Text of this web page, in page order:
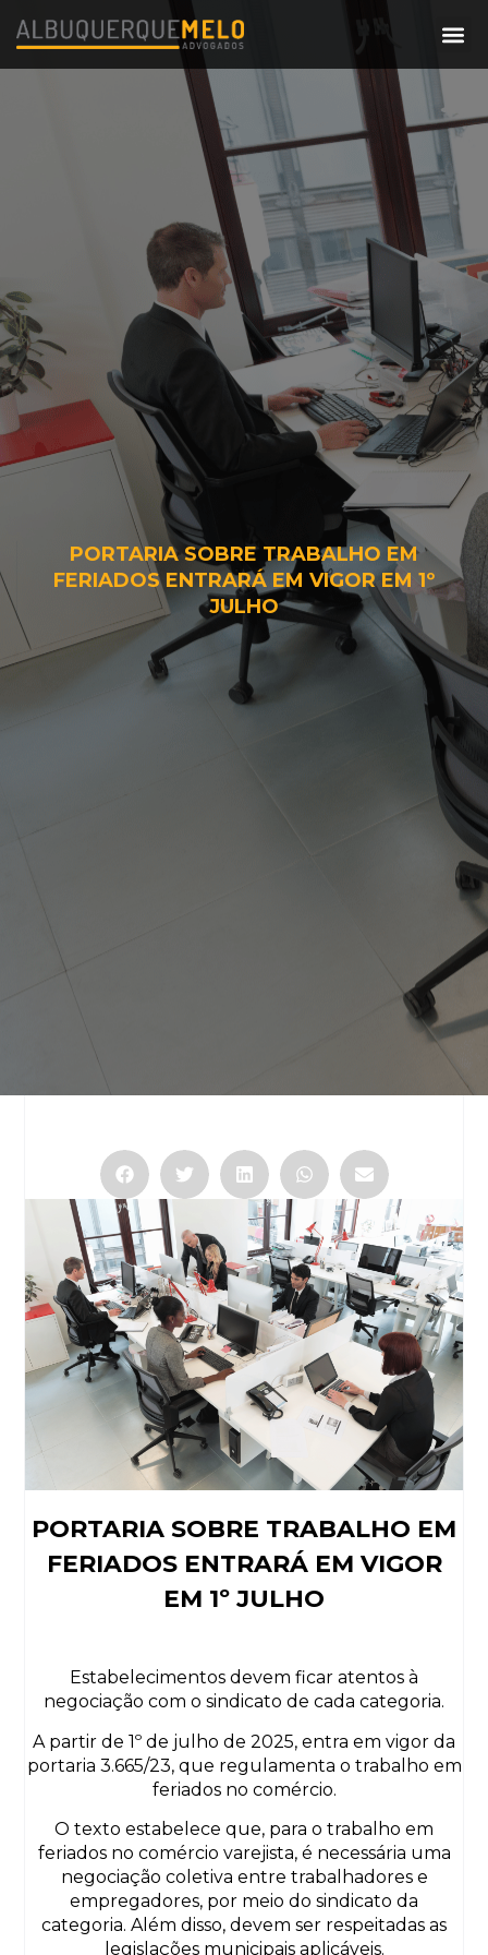
PORTARIA SOBRE TRABALHO EM
FERIADOS ENTRARÁ EM VIGOR EM 1º
JULHO
PORTARIA SOBRE TRABALHO EM
FERIADOS ENTRARÁ EM VIGOR
EM 1º JULHO
Estabelecimentos devem ficar atentos à
negociação com o sindicato de cada categoria.
A partir de 1º de julho de 2025, entra em vigor da
portaria 3.665/23, que regulamenta o trabalho em
feriados no comércio.
O texto estabelece que, para o trabalho em
feriados no comércio varejista, é necessária uma
negociação coletiva entre trabalhadores e
empregadores, por meio do sindicato da
categoria. Além disso, devem ser respeitadas as
legislações municipais aplicáveis.